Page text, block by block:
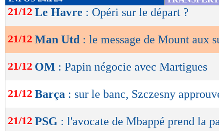
de
OK
21/12 Le Havre : Opéri sur le départ ?
21/12 Man Utd : le message de Mount aux
21/12 OM : Papin négocie avec Martigues
21/12 Barça : sur le banc, Szczesny
21/12 PSG : l'avocate de Mbappé prend la